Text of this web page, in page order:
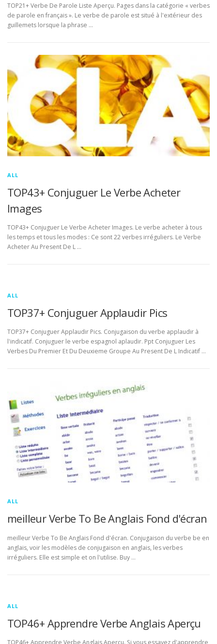
TOP21+ Verbe De Parole Liste Aperçu. Pages dans la catégorie « verbes
de parole en français ». Le verbe de parole est situé à l'extérieur des
guillemets lorsque la phrase …
ALL
TOP43+ Conjuguer Le Verbe Acheter
Images
TOP43+ Conjuguer Le Verbe Acheter Images. Le verbe acheter à tous
les temps et tous les modes : Ce sont 22 verbes irréguliers. Le Verbe
Acheter Au Present De L …
ALL
TOP37+ Conjuguer Applaudir Pics
TOP37+ Conjuguer Applaudir Pics. Conjugaison du verbe applaudir à
l'indicatif. Conjuguer le verbe espagnol aplaudir. Ppt Conjuguer Les
Verbes Du Premier Et Du Deuxieme Groupe Au Present De L Indicatif …
ALL
meilleur Verbe To Be Anglais Fond d'écran
meilleur Verbe To Be Anglais Fond d'écran. Conjugaison du verbe be en
anglais, voir les modèles de conjugaison en anglais, les verbes
irréguliers. Elle est simple et on l'utilise. Buy …
ALL
TOP46+ Apprendre Verbe Anglais Aperçu
TOP46+ Apprendre Verbe Anglais Aperçu. Si vous essayez d'apprendre